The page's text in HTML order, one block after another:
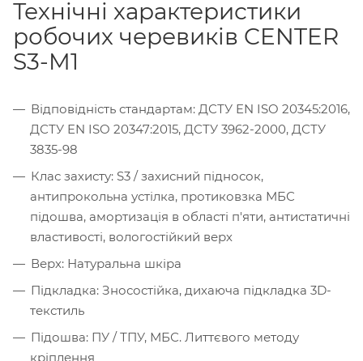
Технічні характеристики
робочих черевиків CENTER
S3-M1
Відповідність стандартам: ДСТУ EN ISO 20345:2016,
ДСТУ EN ISO 20347:2015, ДСТУ 3962-2000, ДСТУ
3835-98
Клас захисту: S3 / захисний підносок,
антипрокольна устілка, протиковзка МБС
підошва, амортизація в області п'яти, антистатичні
властивості, вологостійкий верх
Верх: Натуральна шкіра
Підкладка: Зносостійка, дихаюча підкладка 3D-
текстиль
Підошва: ПУ / ТПУ, МБС. Литтєвого методу
кріплення